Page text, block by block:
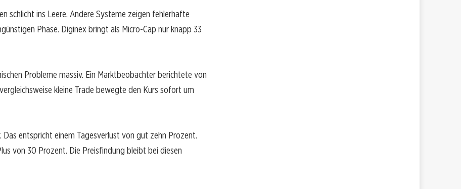
schlicht ins Leere. Andere Systeme zeigen fehlerhafte
Phase. Diginex bringt als Micro-Cap nur knapp 33
Probleme massiv. Ein Marktbeobachter berichtete von
kleine Trade bewegte den Kurs sofort um
Das entspricht einem Tagesverlust von gut zehn Prozent.
von 30 Prozent. Die Preisfindung bleibt bei diesen